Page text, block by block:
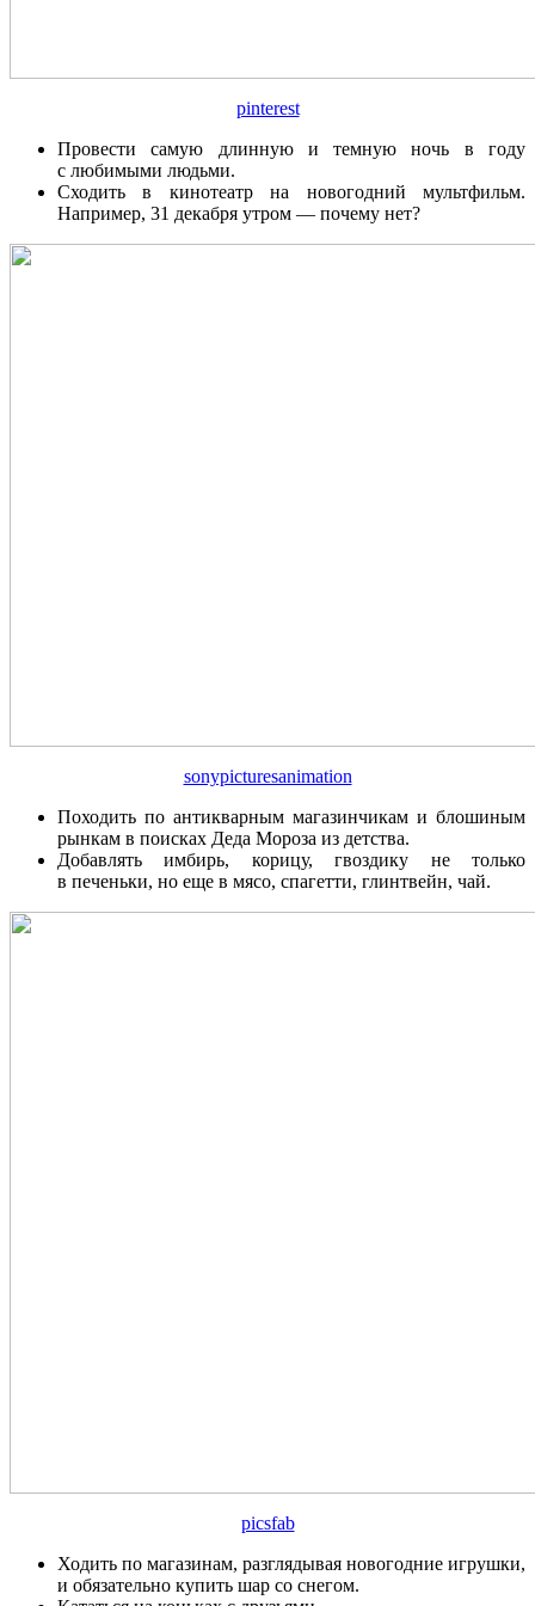
pinterest
Провести самую длинную и темную ночь в году
с любимыми людьми.
Сходить в кинотеатр на новогодний мультфильм.
Например, 31 декабря утром — почему нет?
sonypicturesanimation
Походить по антикварным магазинчикам и блошиным
рынкам в поисках Деда Мороза из детства.
Добавлять имбирь, корицу, гвоздику не только
в печеньки, но еще в мясо, спагетти, глинтвейн, чай.
picsfab
Ходить по магазинам, разглядывая новогодние игрушки,
и обязательно купить шар со снегом.